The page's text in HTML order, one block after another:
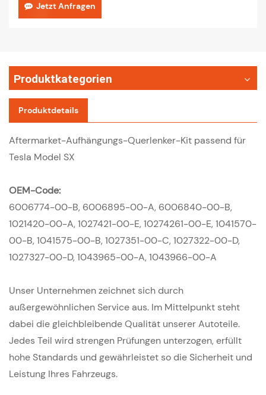
Jetzt Anfragen
Produktkategorien
Produktdetails
Aftermarket-Aufhängungs-Querlenker-Kit passend für
Tesla Model SX
OEM-Code:
6006774-00-B, 6006895-00-A, 6006840-00-B,
1021420-00-A, 1027421-00-E, 10274261-00-E, 1041570-
00-B, 1041575-00-B, 1027351-00-C, 1027322-00-D,
1027327-00-D, 1043965-00-A, 1043966-00-A
Unser Unternehmen zeichnet sich durch
außergewöhnlichen Service aus. Im Mittelpunkt steht
dabei die gleichbleibende Qualität unserer Autoteile.
Jedes Teil wird strengen Prüfungen unterzogen, erfüllt
hohe Standards und gewährleistet so die Sicherheit und
Leistung Ihres Fahrzeugs.